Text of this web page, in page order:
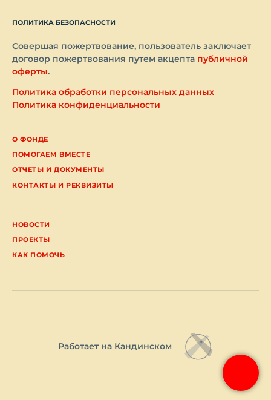
О ФОНДЕ
ПОМОГАЕМ ВМЕСТЕ
ОТЧЕТЫ И ДОКУМЕНТЫ
КОНТАКТЫ И РЕКВИЗИТЫ
НОВОСТИ
ПРОЕКТЫ
КАК ПОМОЧЬ
ПОЛИТИКА БЕЗОПАСНОСТИ
Совершая пожертвование, пользователь заключает
договор пожертвования путем акцепта публичной
оферты.
Политика обработки персональных данных
Политика конфиденциальности
Работает на Кандинском